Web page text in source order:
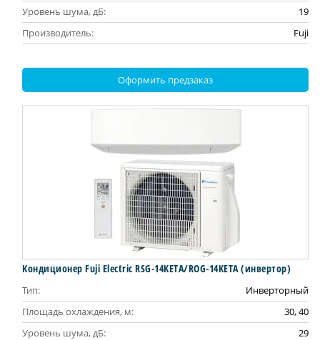
Уровень шума, дБ:
19
Производитель:
Fuji
Оформить предзаказ
Кондиционер Fuji Electric RSG-14KETA/ROG-14KETA (инвертор)
Тип:
Инверторный
Площадь охлаждения, м:
30, 40
Уровень шума, дБ:
29